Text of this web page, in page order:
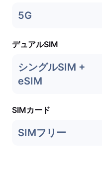
5G
デュアルSIM
シングルSIM +
eSIM
SIMカード
SIMフリー